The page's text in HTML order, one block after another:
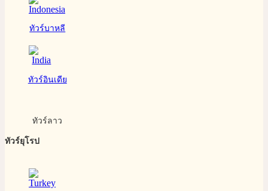
ทัวร์บาหลี
ทัวร์อินเดีย
ทัวร์ลาว
ทัวร์ยุโรป